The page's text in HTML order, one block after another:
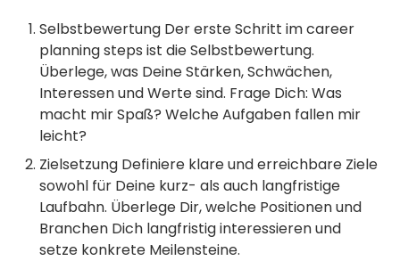
Selbstbewertung Der erste Schritt im career
planning steps ist die Selbstbewertung.
Überlege, was Deine Stärken, Schwächen,
Interessen und Werte sind. Frage Dich: Was
macht mir Spaß? Welche Aufgaben fallen mir
leicht?
Zielsetzung Definiere klare und erreichbare Ziele
sowohl für Deine kurz- als auch langfristige
Laufbahn. Überlege Dir, welche Positionen und
Branchen Dich langfristig interessieren und
setze konkrete Meilensteine.